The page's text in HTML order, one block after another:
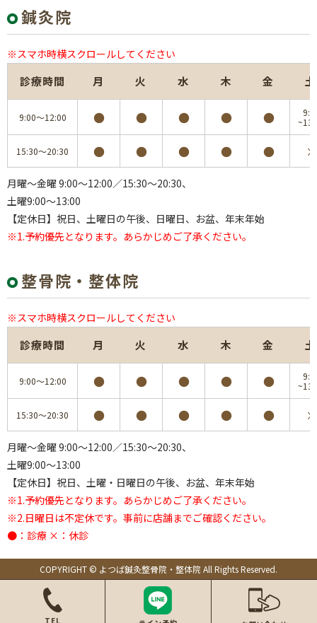
鍼灸院
※スマホ時横スクロールしてください
診療時間 月 火 水 木 金 土
9:00～12:00 ● ● ● ● ●
15:30～20:30 ● ● ● ● ● ×
月曜～金曜 9:00～12:00／15:30～20:30、
土曜9:00～13:00
【定休日】祝日、土曜日の午後、日曜日、お盆、年末年始
※1.予約優先となります。あらかじめご了承ください。
整骨院・整体院
※スマホ時横スクロールしてください
診療時間 月 火 水 木 金 土
9:00～12:00 ● ● ● ● ●
15:30～20:30 ● ● ● ● ● ×
月曜～金曜 9:00～12:00／15:30～20:30、
土曜9:00～13:00
【定休日】祝日、土曜・日曜日の午後、お盆、年末年始
※1.予約優先となります。あらかじめご了承ください。
※2.日曜日は不定休です。事前に店舗までご確認ください。
●：診療 ×：休診
TEL
COPYRIGHT © よつば鍼灸整骨院・整体院 All Rights Reserved.